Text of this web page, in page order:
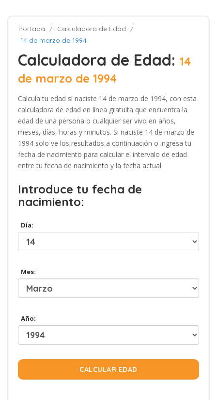
Portada
Calculadora de Edad
14 de marzo de 1994
Calculadora de Edad: 14
de marzo de 1994
Calcula tu edad si naciste 14 de marzo de 1994, con esta
calculadora de edad en línea gratuita que encuentra la
edad de una persona o cualquier ser vivo en años,
meses, días, horas y minutos. Si naciste 14 de marzo de
1994 solo ve los resultados a continuación o ingresa tu
fecha de nacimiento para calcular el intervalo de edad
entre tu fecha de nacimiento y la fecha actual.
Introduce tu fecha de
nacimiento:
Día:
Mes:
Año:
CALCULAR EDAD